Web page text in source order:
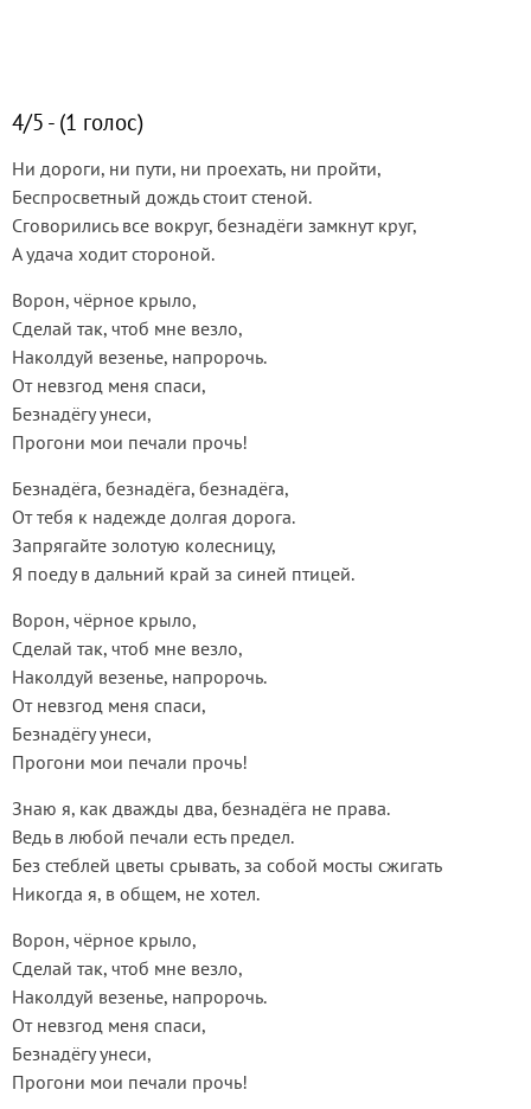
4/5 - (1 голос)
Ни дороги, ни пути, ни проехать, ни пройти,
Беспросветный дождь стоит стеной.
Сговорились все вокруг, безнадёги замкнут круг,
А удача ходит стороной.
Ворон, чёрное крыло,
Сделай так, чтоб мне везло,
Наколдуй везенье, напророчь.
От невзгод меня спаси,
Безнадёгу унеси,
Прогони мои печали прочь!
Безнадёга, безнадёга, безнадёга,
От тебя к надежде долгая дорога.
Запрягайте золотую колесницу,
Я поеду в дальний край за синей птицей.
Ворон, чёрное крыло,
Сделай так, чтоб мне везло,
Наколдуй везенье, напророчь.
От невзгод меня спаси,
Безнадёгу унеси,
Прогони мои печали прочь!
Знаю я, как дважды два, безнадёга не права.
Ведь в любой печали есть предел.
Без стеблей цветы срывать, за собой мосты сжигать
Никогда я, в общем, не хотел.
Ворон, чёрное крыло,
Сделай так, чтоб мне везло,
Наколдуй везенье, напророчь.
От невзгод меня спаси,
Безнадёгу унеси,
Прогони мои печали прочь!